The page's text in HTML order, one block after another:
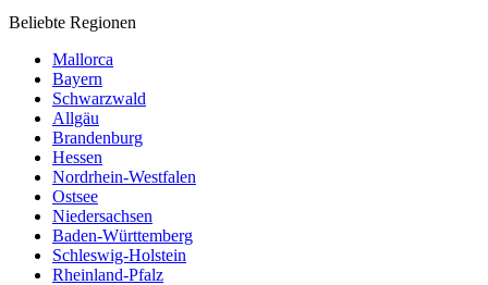
Beliebte Regionen
Mallorca
Bayern
Schwarzwald
Allgäu
Brandenburg
Hessen
Nordrhein-Westfalen
Ostsee
Niedersachsen
Baden-Württemberg
Schleswig-Holstein
Rheinland-Pfalz